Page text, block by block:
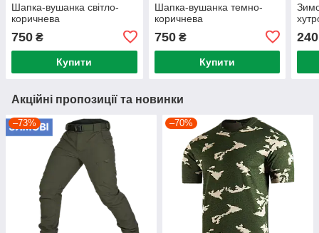
Шапка-вушанка світло-
коричнева
750 ₴
Купити
Шапка-вушанка темно-
коричнева
750₴
Купити
240
Акційні пропозиції та новинки
–73% –70%